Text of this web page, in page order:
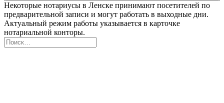
Некоторые нотариусы в Ленске принимают посетителей по
предварительной записи и могут работать в выходные дни.
Актуальный режим работы указывается в карточке
нотариальной конторы.